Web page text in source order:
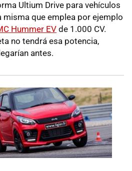
Ultium Drive para vehículos
que emplea por ejemplo
Hummer EV de 1.000 CV.
no tendrá esa potencia,
antes.